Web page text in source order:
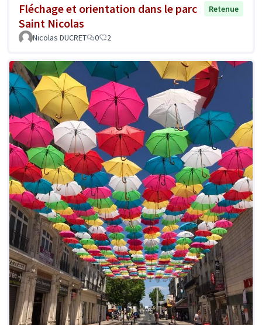
Fléchage et orientation dans le parc
Saint Nicolas
Retenue
Nicolas DUCRET 0 2